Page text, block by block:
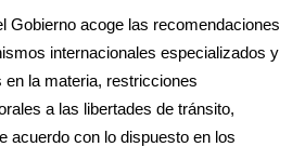
Gobierno acoge las recomendaciones
internacionales especializados y
en la materia, restricciones
a las libertades de tránsito,
acuerdo con lo dispuesto en los